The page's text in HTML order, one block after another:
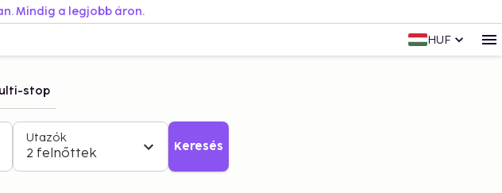
Mindig a legjobb áron.
HUF
stop
Utazók
2 felnőttek Keresés